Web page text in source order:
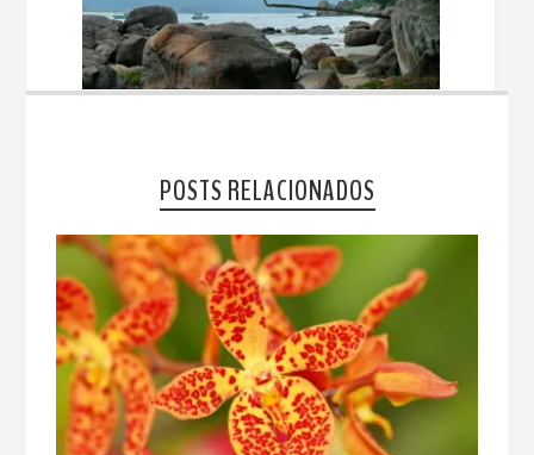
POSTS RELACIONADOS